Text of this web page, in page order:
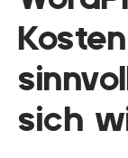
sich